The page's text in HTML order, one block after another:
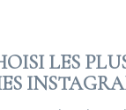
LES